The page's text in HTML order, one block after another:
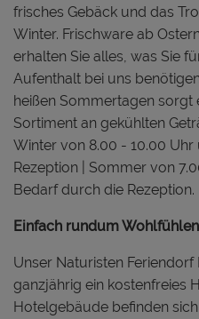
frisches Gebäck und das
Winter. Frischware ab
erhalten Sie alles, was Sie
Aufenthalt bei uns
heißen Sommertagen sorgt
Sortiment an gekühlten
Winter von 8.00 - 10.00
Rezeption | Sommer von
Bedarf durch die Rezeption.
Einfach rundum
Unser Naturisten Feriendorf
ganzjährig ein kostenfreies
Hotelgebäude befinden